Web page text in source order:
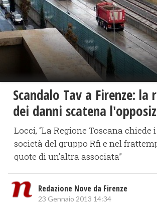
Scandalo Tav a Firenze: la
dei danni scatena
Locci, “La Regione Toscana chiede
società del gruppo Rfi e nel
quote di un’altra associata”
Redazione Nove da Firenze
23 Gennaio 2013 14:34